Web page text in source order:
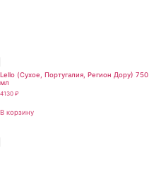
Lello (Сухое, Португалия, Регион Дору) 750
мл
4130 ₽
В корзину